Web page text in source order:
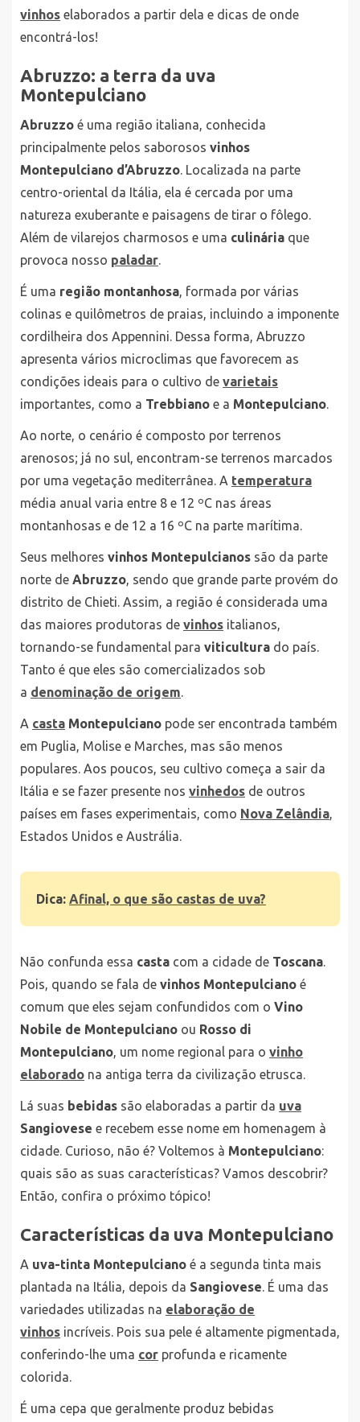
vinhos elaborados a partir dela e dicas de onde
encontrá-los!
Abruzzo: a terra da uva
Montepulciano
Abruzzo é uma região italiana, conhecida
principalmente pelos saborosos vinhos
Montepulciano d’Abruzzo. Localizada na parte
centro-oriental da Itália, ela é cercada por uma
natureza exuberante e paisagens de tirar o fôlego.
Além de vilarejos charmosos e uma culinária que
provoca nosso paladar.
É uma região montanhosa, formada por várias
colinas e quilômetros de praias, incluindo a imponente
cordilheira dos Appennini. Dessa forma, Abruzzo
apresenta vários microclimas que favorecem as
condições ideais para o cultivo de varietais
importantes, como a Trebbiano e a Montepulciano.
Ao norte, o cenário é composto por terrenos
arenosos; já no sul, encontram-se terrenos marcados
por uma vegetação mediterrânea. A temperatura
média anual varia entre 8 e 12 ºC nas áreas
montanhosas e de 12 a 16 ºC na parte marítima.
Seus melhores vinhos Montepulcianos são da parte
norte de Abruzzo, sendo que grande parte provém do
distrito de Chieti. Assim, a região é considerada uma
das maiores produtoras de vinhos italianos,
tornando-se fundamental para viticultura do país.
Tanto é que eles são comercializados sob
a denominação de origem.
A casta Montepulciano pode ser encontrada também
em Puglia, Molise e Marches, mas são menos
populares. Aos poucos, seu cultivo começa a sair da
Itália e se fazer presente nos vinhedos de outros
países em fases experimentais, como Nova Zelândia,
Estados Unidos e Austrália.
Dica: Afinal, o que são castas de uva?
Não confunda essa casta com a cidade de Toscana.
Pois, quando se fala de vinhos Montepulciano é
comum que eles sejam confundidos com o Vino
Nobile de Montepulciano ou Rosso di
Montepulciano, um nome regional para o vinho
elaborado na antiga terra da civilização etrusca.
Lá suas bebidas são elaboradas a partir da uva
Sangiovese e recebem esse nome em homenagem à
cidade. Curioso, não é? Voltemos à Montepulciano:
quais são as suas características? Vamos descobrir?
Então, confira o próximo tópico!
Características da uva Montepulciano
A uva-tinta Montepulciano é a segunda tinta mais
plantada na Itália, depois da Sangiovese. É uma das
variedades utilizadas na elaboração de
vinhos incríveis. Pois sua pele é altamente pigmentada,
conferindo-lhe uma cor profunda e ricamente
colorida.
É uma cepa que geralmente produz bebidas